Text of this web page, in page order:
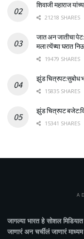
शिवाजी महाराज
21218 SHARES
जात अन जातीचा पेट:
मला त्येंच्या घरात
19479 SHARES
झुंड चित्रपट:सुबोध
15835 SHARES
झुंड चित्रपट
15341 SHARES
जागल्या भारतहे सोशल
जाणारं अन चर्चीलं जाणारं